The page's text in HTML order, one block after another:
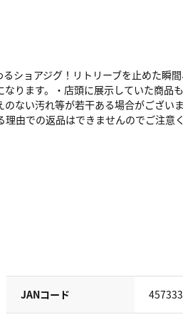
ショアジグ！リトリーブを止めた
ります。・店頭に展示していた商
ない汚れ等が若干ある場合がござ
理由での返品はできませんのでご注
JANコード